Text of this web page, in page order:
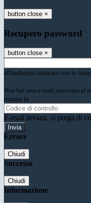
button close ×
Recupero password
button close ×
all'indirizzo indicato con le
Non hai una e-mail associata al
tramite la
E-mail inviata, si prega di
Errore
Chiudi
Successo
Chiudi
Informazione